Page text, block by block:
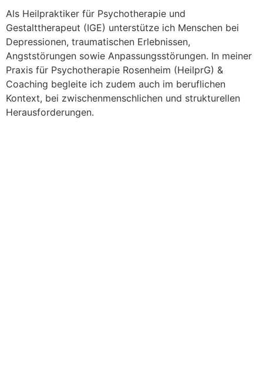
Als Heilpraktiker für Psychotherapie und
Gestalttherapeut (IGE) unterstütze ich Menschen bei
Depressionen, traumatischen Erlebnissen,
Angststörungen sowie Anpassungsstörungen. In meiner
Praxis für Psychotherapie Rosenheim (HeilprG) &
Coaching begleite ich zudem auch im beruflichen
Kontext, bei zwischenmenschlichen und strukturellen
Herausforderungen.